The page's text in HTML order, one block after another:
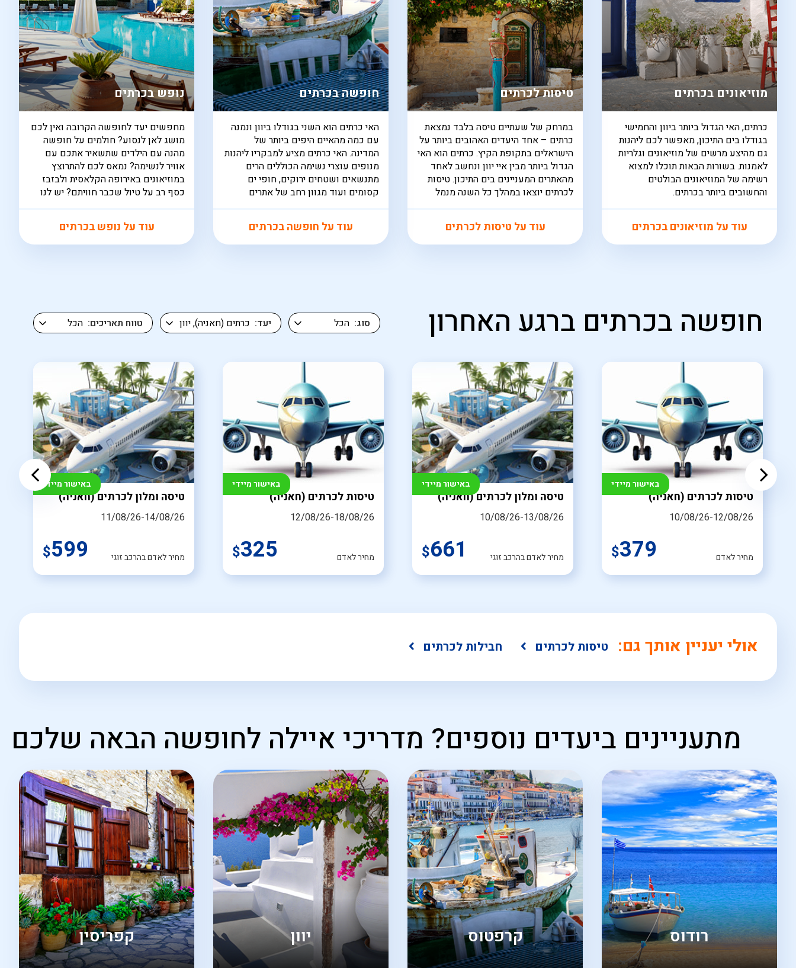
מוזיאונים בכרתים
כרתים, האי הגדול ביותר ביוון והחמישי
בגודלו בים התיכון, מאפשר לכם ליהנות
גם מהיצע מרשים של מוזיאונים וגלריות
לאמנות. בשורות הבאות תוכלו למצוא
רשימה של המוזיאונים הבולטים
והחשובים ביותר בכרתים.
עוד על מוזיאונים בכרתים
טיסות לכרתים
במרחק של שעתיים טיסה בלבד נמצאת
כרתים – אחד היעדים האהובים ביותר על
הישראלים בתקופת הקיץ. כרתים הוא האי
הגדול ביותר מבין איי יוון ונחשב לאחד
מהאתרים המעניינים בים התיכון. טיסות
לכרתים יוצאו במהלך כל השנה מנמל
עוד על טיסות לכרתים
חופשה בכרתים
האי כרתים הוא השני בגודלו ביוון ונמנה
עם כמה מהאיים היפים ביותר של
המדינה. האי כרתים מציע למבקריו ליהנות
מנופים עוצרי נשימה הכוללים הרים
מתנשאים ושטחים ירוקים, חופי ים
קסומים ועוד מגוון רחב של אתרים
עוד על חופשה בכרתים
נופש בכרתים
מחפשים יעד לחופשה הקרובה ואין לכם
מושג לאן לנסוע? חולמים על חופשה
מהנה עם הילדים שתשאיר אתכם עם
אוויר לנשימה? נמאס לכם להתרוצץ
במוזיאונים באירופה הקלאסית ולבזבז
כסף רב על טיול שכבר חוויתם? יש לנו
עוד על נופש בכרתים
חופשה בכרתים ברגע האחרון יעד סוג טווח תאריכים
טיסות לכרתים (חאניה)
10/08/26-12/08/26
$379
באישור מיידי
מחיר לאדם
טיסה ומלון לכרתים (חאניה)
10/08/26-13/08/26
$661
באישור מיידי
מחיר לאדם בהרכב זוגי
טיסות לכרתים (חאניה)
12/08/26-18/08/26
$325
באישור מיידי
מחיר לאדם
טיסה ומלון לכרתים (חאניה)
11/08/26-14/08/26
$599
באישור מיידי
מחיר לאדם בהרכב זוגי
אולי יעניין אותך גם: טיסות לכרתים חבילות לכרתים
מתעניינים ביעדים נוספים? מדריכי איילה לחופשה הבאה שלכם
רודוס קרפטוס יוון קפריסין